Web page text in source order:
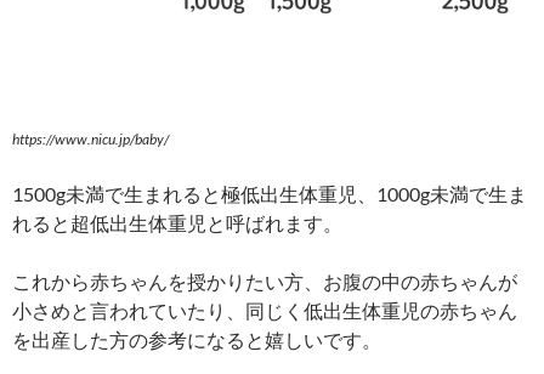
https://www.nicu.jp/baby/
1500g未満で生まれると極低出生体重児、1000g未満で生ま
れると超低出生体重児と呼ばれます。
これから赤ちゃんを授かりたい方、お腹の中の赤ちゃんが
小さめと言われていたり、同じく低出生体重児の赤ちゃん
を出産した方の参考になると嬉しいです。